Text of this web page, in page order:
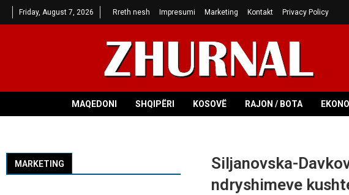
Friday, August 7, 2026 Rreth nesh Impresumi Marketing Kontakt Privacy Policy
MAQEDONI SHQIPËRI KOSOVË RAJON / BOTA
Siljanovska-
ndryshimeve
MARKETING